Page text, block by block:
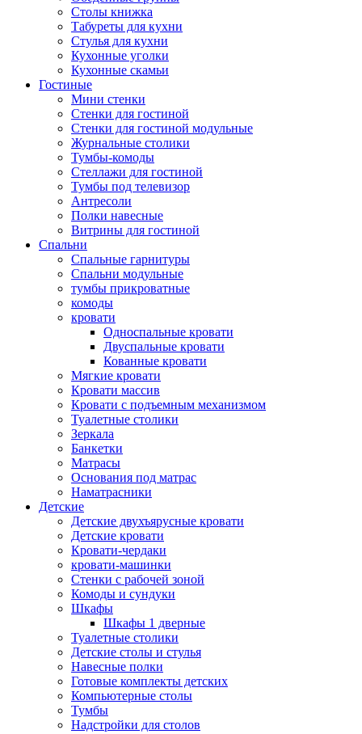
Столы книжка
Табуреты для кухни
Стулья для кухни
Кухонные уголки
Кухонные скамьи
Гостиные
Мини стенки
Стенки для гостиной
Стенки для гостиной модульные
Журнальные столики
Тумбы-комоды
Стеллажи для гостиной
Тумбы под телевизор
Антресоли
Полки навесные
Витрины для гостиной
Спальни
Спальные гарнитуры
Спальни модульные
тумбы прикроватные
комоды
кровати
Односпальные кровати
Двуспальные кровати
Кованные кровати
Мягкие кровати
Кровати массив
Кровати с подъемным механизмом
Туалетные столики
Зеркала
Банкетки
Матрасы
Основания под матрас
Наматрасники
Детские
Детские двухъярусные кровати
Детские кровати
Кровати-чердаки
кровати-машинки
Стенки с рабочей зоной
Комоды и сундуки
Шкафы
Шкафы 1 дверные
Туалетные столики
Детские столы и стулья
Навесные полки
Готовые комплекты детских
Компьютерные столы
Тумбы
Надстройки для столов